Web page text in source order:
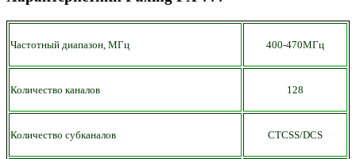
Частотный диапазон, МГц 400-470МГц
Количество каналов 128
Количество субканалов CTCSS/DCS